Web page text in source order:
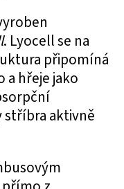
. Lyocell se na
připomíná
a hřeje jako
aktivně